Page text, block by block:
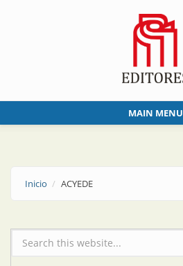
MAIN MENU
Inicio ACYEDE
Formulario de búsqueda